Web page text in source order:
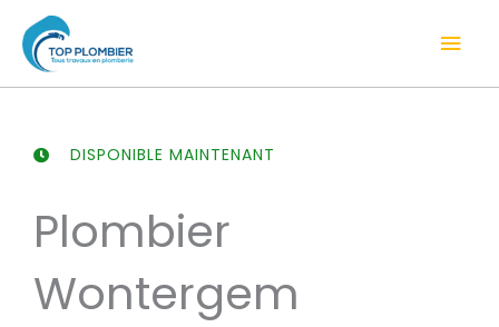
contenu
DISPONIBLE MAINTENANT
Plombier
Wontergem